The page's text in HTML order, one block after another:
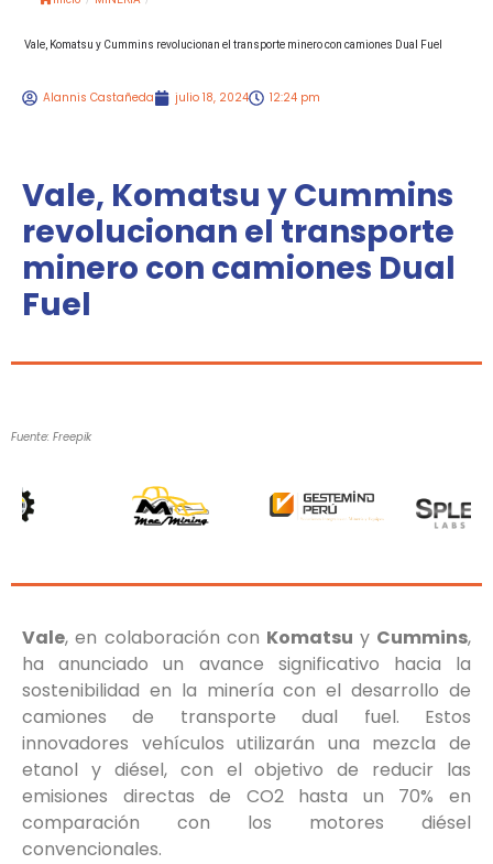
Vale, Komatsu y Cummins revolucionan el transporte minero con camiones Dual Fuel
Alannis Castañeda julio 18, 2024 12:24 pm
Vale, Komatsu y Cummins
revolucionan el transporte
minero con camiones Dual
Fuel
Fuente: Freepik
Vale, en colaboración con Komatsu y Cummins,
ha anunciado un avance significativo hacia la
sostenibilidad en la minería con el desarrollo de
camiones de transporte dual fuel. Estos
innovadores vehículos utilizarán una mezcla de
etanol y diésel, con el objetivo de reducir las
emisiones directas de CO2 hasta un 70% en
comparación con los motores diésel
convencionales.